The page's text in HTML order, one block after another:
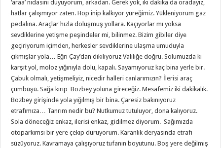
‘araa’ nidasını duyuyorum, arkadan. Gerek yok, iki dakika da oradayız,
hatlar çalışmıyor zaten. Hop inip kalkıyor yüreğimiz. Yükleniyorum gaz
pedalına. Araçlar hızla doluşmuş yollara. Kaçıyorlar mı yoksa
sevdiklerine yetişme peşindeler mi, bilinmez. Bizim gibiler diye
geçiriyorum içimden, herkesler sevdiklerine ulaşma umuduyla
çıkmışlar yola… Eğri Çay’dan dikiliyoruz Valiliğe doğru. Solumuzda ki
karşıt yol, moloz yığınıyla dolu, kapalı. Sayamıyoruz kaç bina yerle bir.
Çabuk olmalı, yetişmeliyiz, nicedir halleri canlarımızın? İlerisi araç
çümbüşü. Sağa kırıp Bozbey yoluna gireceğiz. Mesafemiz iki dakikalık.
Bozbey girişinde yola yığılmış bir bina. Çaresiz bakınıyoruz
etrafımıza… Tanrım nedir bu? Nutkumuz tutuluyor, dona kalıyoruz.
Sola döneceğiz enkaz, ilerisi enkaz, gidilmez diyorum. Sağımızda
otoparkımsı bir yere çekip duruyorum. Karanlık deryasında etrafı
süzüyoruz. Kavramaya çalışıyoruz tufanın boyutunu. Boş yere değilmiş